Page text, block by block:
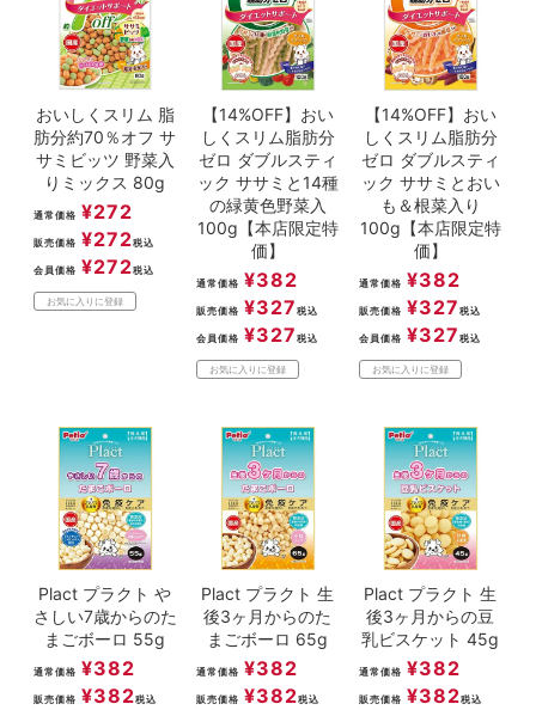
おいしくスリム 脂
肪分約70％オフ サ
サミビッツ 野菜入
りミックス 80g
通常価格 ¥272
販売価格 ¥272税込
会員価格 ¥272税込
お気に入りに登録
【14%OFF】おい
しくスリム脂肪分
ゼロ ダブルスティ
ック ササミと14種
の緑黄色野菜入
100g【本店限定特
価】
通常価格 ¥382
販売価格 ¥327 税込
会員価格 ¥327 税込
お気に入りに登録
【14%OFF】おい
しくスリム脂肪分
ゼロ ダブルスティ
ック ササミとおい
も＆根菜入り
100g【本店限定特
価】
通常価格 ¥382
販売価格 ¥327 税込
会員価格 ¥327 税込
お気に入りに登録
Plact プラクト や
さしい7歳からのた
まごボーロ 55g
通常価格 ¥382
販売価格 ¥382税込
Plact プラクト 生
後3ヶ月からのた
まごボーロ 65g
通常価格 ¥382
販売価格 ¥382税込
Plact プラクト 生
後3ヶ月からの豆
乳ビスケット 45g
通常価格 ¥382
販売価格 ¥382税込